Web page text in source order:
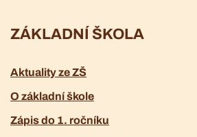
ZÁKLADNÍ ŠKOLA
Aktuality ze ZŠ
O základní škole
Zápis do 1. ročníku